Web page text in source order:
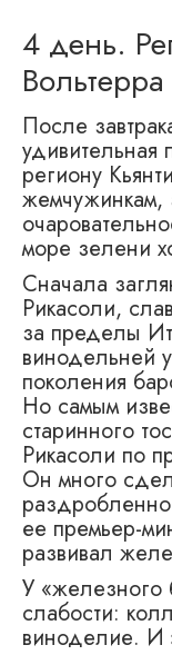
4 день.
Вольтерра
После
удивительная
региону
жемчужинкам,
море зелени
Сначала
Рикасоли,
за пределы
винодельней
поколения
Но самым
старинного
Рикасоли по
Он много
ее премьер-
развивал
У «железного
слабости:
виноделие. И